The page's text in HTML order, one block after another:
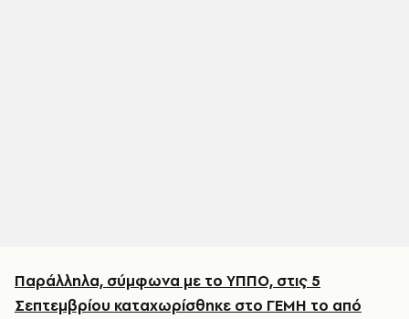
Παράλληλα, σύμφωνα με το ΥΠΠΟ, στις 5
Σεπτεμβρίου καταχωρίσθηκε στο ΓΕΜΗ το από